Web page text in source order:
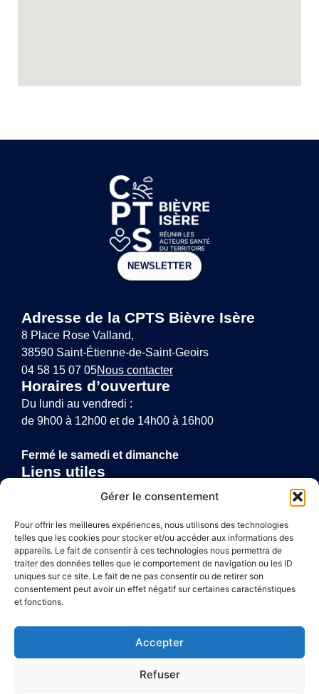
Gérer le consentement
Pour offrir les meilleures expériences, nous utilisons des technologies
telles que les cookies pour stocker et/ou accéder aux informations des
appareils. Le fait de consentir à ces technologies nous permettra de
traiter des données telles que le comportement de navigation ou les ID
uniques sur ce site. Le fait de ne pas consentir ou de retirer son
consentement peut avoir un effet négatif sur certaines caractéristiques
et fonctions.
Accepter
Refuser
NEWSLETTER
Adresse de la CPTS Bièvre Isère
8 Place Rose Valland,
38590 Saint-Étienne-de-Saint-Geoirs
04 58 15 07 05Nous contacter
Horaires d’ouverture
Du lundi au vendredi :
de 9h00 à 12h00 et de 14h00 à 16h00
Fermé le samedi et dimanche
Liens utiles
Annuaire de santé
Politique de confidentialité
Plan du site
Mentions légales
Plan du site